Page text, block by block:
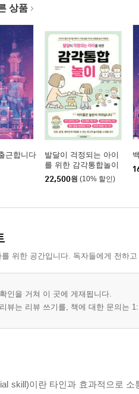
상품
근합니다
발달이 걱정되는 아이
를 위한 감각통합놀이
22,500원 (10% 할인)
위한 공간입니다. 독자들에게 전하
인을 거쳐 이 곳에 게재됩니다.
뷰는 리뷰 쓰기를, 책에 대한 문의는
skill)이란 타인과 효과적으로